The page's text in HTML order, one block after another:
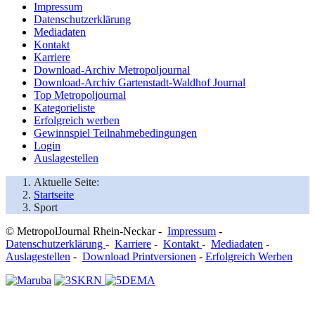
Impressum
Datenschutzerklärung
Mediadaten
Kontakt
Karriere
Download-Archiv Metropoljournal
Download-Archiv Gartenstadt-Waldhof Journal
Top Metropoljournal
Kategorieliste
Erfolgreich werben
Gewinnspiel Teilnahmebedingungen
Login
Auslagestellen
Aktuelle Seite:
Startseite
Sport
© MetropolJournal Rhein-Neckar - Impressum -
Datenschutzerklärung - Karriere - Kontakt - Mediadaten -
Auslagestellen - Download Printversionen - Erfolgreich Werben